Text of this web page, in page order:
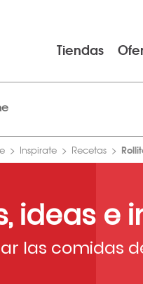
Tiendas
Inspirate Recetas
ideas e
las comidas